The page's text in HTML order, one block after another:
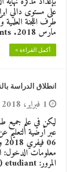
على مستوى دالي
مارس 2018. Télécharger Documents …
أكمل القراءة »
انطلاق الدراسة
1 فبراير، 2018
ليكن في علم جميع
معلومات الدخول:
المرور: etudiant (يجبر الطالب على تغيير كلمة المرور في أول …